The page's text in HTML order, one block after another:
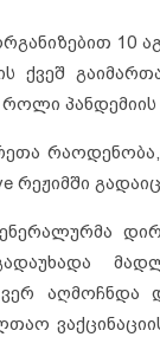
10
ქვეშ
პანდემიის
რეჟიმში
ვერ